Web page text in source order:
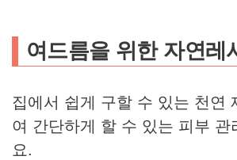
여드름을 위한 자연레
집에서 쉽게 구할 수 있는 천연
여 간단하게 할 수 있는 피부 관
요.